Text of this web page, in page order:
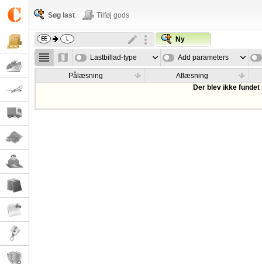
Søg last Tilføj gods
Ny
Lastbillad-type Add parameters
Pålæsning
Aflæsning
Der blev ikke